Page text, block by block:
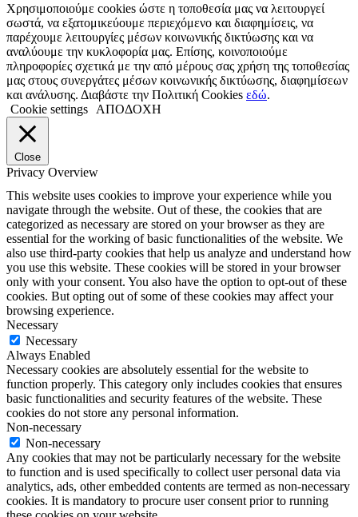
Χρησιμοποιούμε cookies ώστε η τοποθεσία μας να λειτουργεί
σωστά, να εξατομικεύουμε περιεχόμενο και διαφημίσεις, να
παρέχουμε λειτουργίες μέσων κοινωνικής δικτύωσης και να
αναλύουμε την κυκλοφορία μας. Επίσης, κοινοποιούμε
πληροφορίες σχετικά με την από μέρους σας χρήση της τοποθεσίας
μας στους συνεργάτες μέσων κοινωνικής δικτύωσης, διαφημίσεων
και ανάλυσης. Διαβάστε την Πολιτική Cookies εδώ.
Cookie settings
ΑΠΟΔΟΧΗ
Close
Privacy Overview
This website uses cookies to improve your experience while you
navigate through the website. Out of these, the cookies that are
categorized as necessary are stored on your browser as they are
essential for the working of basic functionalities of the website. We
also use third-party cookies that help us analyze and understand how
you use this website. These cookies will be stored in your browser
only with your consent. You also have the option to opt-out of these
cookies. But opting out of some of these cookies may affect your
browsing experience.
Necessary
Necessary
Always Enabled
Necessary cookies are absolutely essential for the website to
function properly. This category only includes cookies that ensures
basic functionalities and security features of the website. These
cookies do not store any personal information.
Non-necessary
Non-necessary
Any cookies that may not be particularly necessary for the website
to function and is used specifically to collect user personal data via
analytics, ads, other embedded contents are termed as non-necessary
cookies. It is mandatory to procure user consent prior to running